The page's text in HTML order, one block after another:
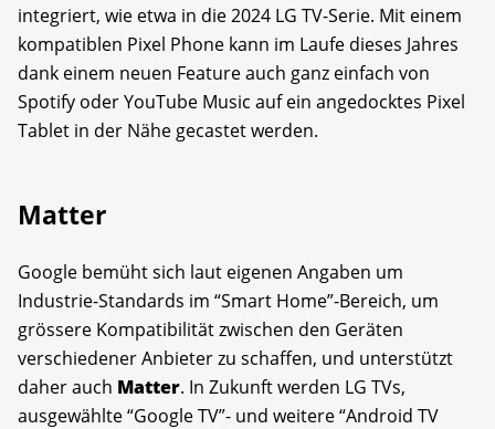
integriert, wie etwa in die 2024 LG TV-Serie. Mit einem
kompatiblen Pixel Phone kann im Laufe dieses Jahres
dank einem neuen Feature auch ganz einfach von
Spotify oder YouTube Music auf ein angedocktes Pixel
Tablet in der Nähe gecastet werden.
Matter
Google bemüht sich laut eigenen Angaben um
Industrie-Standards im “Smart Home”-Bereich, um
grössere Kompatibilität zwischen den Geräten
verschiedener Anbieter zu schaffen, und unterstützt
daher auch Matter. In Zukunft werden LG TVs,
ausgewählte “Google TV”- und weitere “Android TV